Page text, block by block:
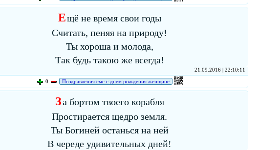
Ещё не время свои годы
Считать, пеняя на природу!
Ты хороша и молода,
Так будь такою же всегда!
21.09.2016 | 22:10:11
0
Поздравления смс с днем рождения женщине
За бортом твоего корабля
Простирается щедро земля.
Ты Богиней останься на ней
В череде удивительных дней!